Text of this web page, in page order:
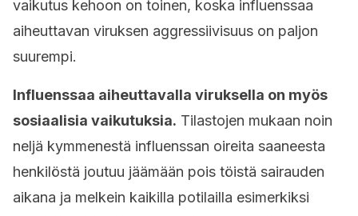
vaikutus kehoon on toinen, koska influenssaa
aiheuttavan viruksen aggressiivisuus on paljon
suurempi.
Influenssaa aiheuttavalla viruksella on myös
sosiaalisia vaikutuksia. Tilastojen mukaan noin
neljä kymmenestä influenssan oireita saaneesta
henkilöstä joutuu jäämään pois töistä sairauden
aikana ja melkein kaikilla potilailla esimerkiksi